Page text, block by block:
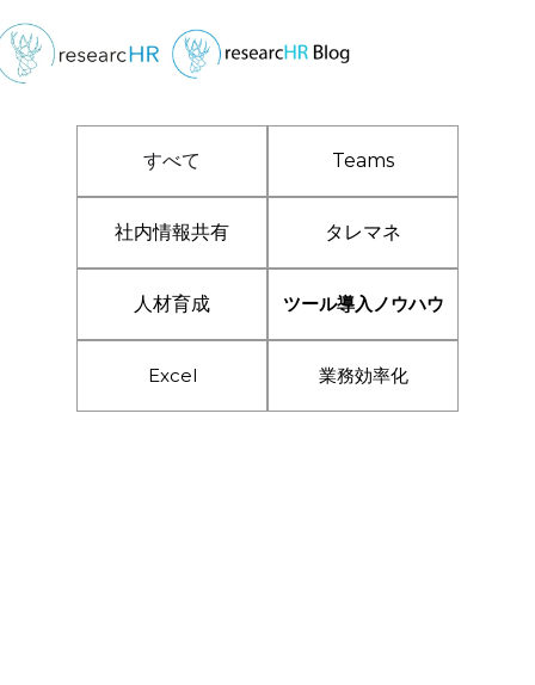
すべて Teams
社内情報共有 タレマネ
人材育成 ツール導入ノウハウ
Excel 業務効率化